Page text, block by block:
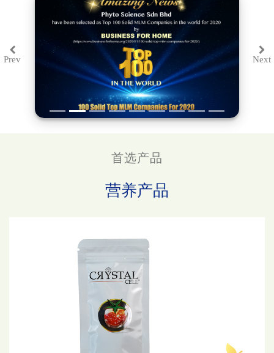
PrevPrevious Next
首选产品
营养产品